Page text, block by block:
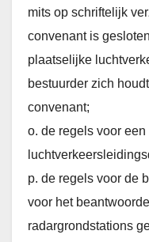
mits op schriftelijk
convenant is
plaatselijke
bestuurder zich
convenant;
o. de regels voor
p. de regels voor de
voor het
radargrondstations